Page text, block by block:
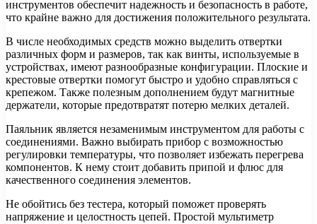
инструментов обеспечит надежность и безопасность в работе,
что крайне важно для достижения положительного результата.
В числе необходимых средств можно выделить отвертки
различных форм и размеров, так как винты, используемые в
устройствах, имеют разнообразные конфигурации. Плоские и
крестовые отвертки помогут быстро и удобно справляться с
крепежом. Также полезным дополнением будут магнитные
держатели, которые предотвратят потерю мелких деталей.
Паяльник является незаменимым инструментом для работы с
соединениями. Важно выбирать прибор с возможностью
регулировки температуры, что позволяет избежать перегрева
компонентов. К нему стоит добавить припой и флюс для
качественного соединения элементов.
Не обойтись без тестера, который поможет проверять
напряжение и целостность цепей. Простой мультиметр